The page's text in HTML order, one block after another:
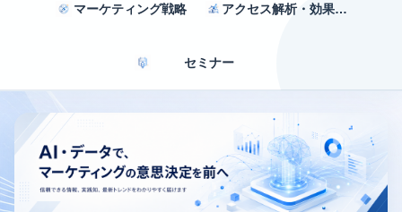
マーケティング戦略 アクセス解析・効果測定
セミナー